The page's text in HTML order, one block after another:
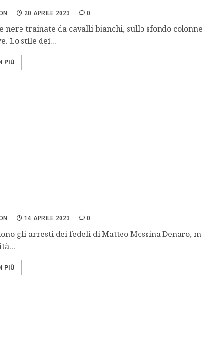
20 APRILE 2023 0
nere trainate da cavalli bianchi, sullo sfondo
Lo stile dei...
PIÙ
14 APRILE 2023 0
gli arresti dei fedeli di Matteo Messina Denaro,
PIÙ